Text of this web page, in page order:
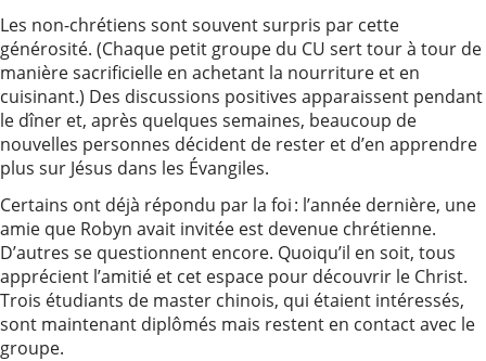
Les non-chrétiens sont souvent surpris par cette
générosité. (Chaque petit groupe du CU sert tour à tour de
manière sacrificielle en achetant la nourriture et en
cuisinant.) Des discussions positives apparaissent pendant
le dîner et, après quelques semaines, beaucoup de
nouvelles personnes décident de rester et d’en apprendre
plus sur Jésus dans les Évangiles.
Certains ont déjà répondu par la foi : l’année dernière, une
amie que Robyn avait invitée est devenue chrétienne.
D’autres se questionnent encore. Quoiqu’il en soit, tous
apprécient l’amitié et cet espace pour découvrir le Christ.
Trois étudiants de master chinois, qui étaient intéressés,
sont maintenant diplômés mais restent en contact avec le
groupe.